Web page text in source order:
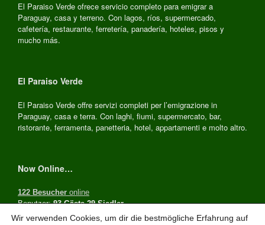
El Paraiso Verde ofrece servicio completo para emigrar a
Paraguay, casa y terreno. Con lagos, ríos, supermercado,
cafetería, restaurante, ferretería, panadería, hoteles, pisos y
mucho más.
El Paraiso Verde
El Paraiso Verde offre servizi completi per l’emigrazione in
Paraguay, casa e terra. Con laghi, fiumi, supermercato, bar,
ristorante, ferramenta, panetteria, hotel, appartamenti e molto altro.
Now Online…
122 Besucher online
Benutzer:93 Gäste,29 Siedler
Wir verwenden Cookies, um dir die bestmögliche Erfahrung auf